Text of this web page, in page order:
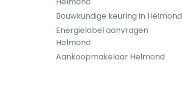
Bouwkundige keuring in Helmond
Energielabel aanvragen
Helmond
Aankoopmakelaar Helmond